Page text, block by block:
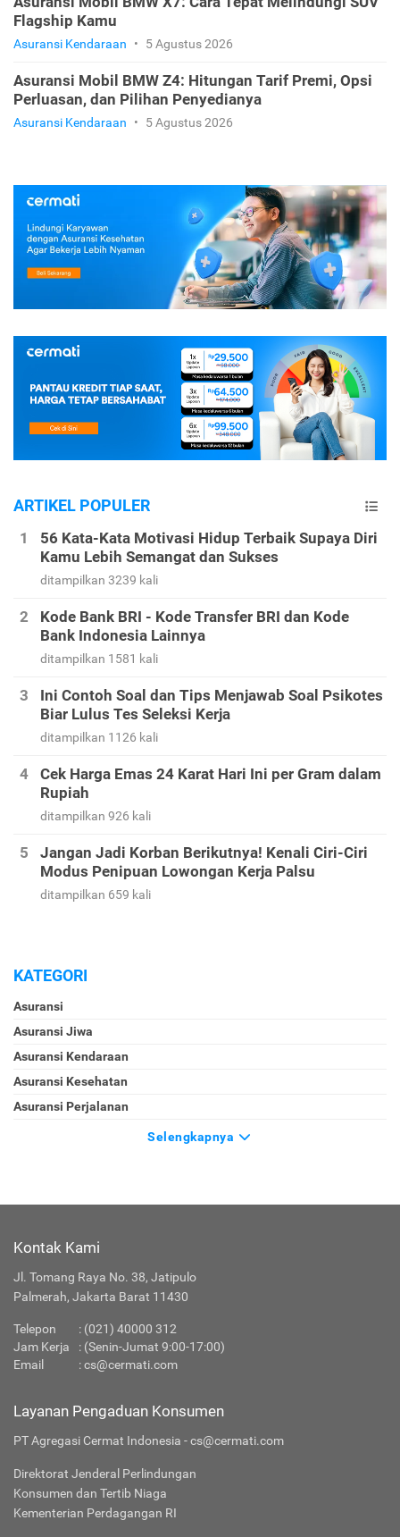
Flagship Kamu
Asuransi Kendaraan • 5 Agustus 2026
Asuransi Mobil BMW Z4: Hitungan Tarif Premi, Opsi
Perluasan, dan Pilihan Penyedianya
Asuransi Kendaraan • 5 Agustus 2026
ARTIKEL POPULER
56 Kata-Kata Motivasi Hidup Terbaik Supaya Diri
Kamu Lebih Semangat dan Sukses
ditampilkan 3239 kali
Kode Bank BRI - Kode Transfer BRI dan Kode
Bank Indonesia Lainnya
ditampilkan 1581 kali
Ini Contoh Soal dan Tips Menjawab Soal Psikotes
Biar Lulus Tes Seleksi Kerja
ditampilkan 1126 kali
Cek Harga Emas 24 Karat Hari Ini per Gram dalam
Rupiah
ditampilkan 926 kali
Jangan Jadi Korban Berikutnya! Kenali Ciri-Ciri
Modus Penipuan Lowongan Kerja Palsu
ditampilkan 659 kali
KATEGORI
Asuransi
Asuransi Jiwa
Asuransi Kendaraan
Asuransi Kesehatan
Asuransi Perjalanan
Selengkapnya
Kontak Kami
Jl. Tomang Raya No. 38, Jatipulo
Palmerah, Jakarta Barat 11430
Telepon : (021) 40000 312
Jam Kerja
: (Senin-Jumat 9:00-17:00)
Email
:cs@cermati.com
Layanan Pengaduan Konsumen
PT Agregasi Cermat Indonesia - cs@cermati.com
Direktorat Jenderal Perlindungan
Konsumen dan Tertib Niaga
Kementerian Perdagangan RI